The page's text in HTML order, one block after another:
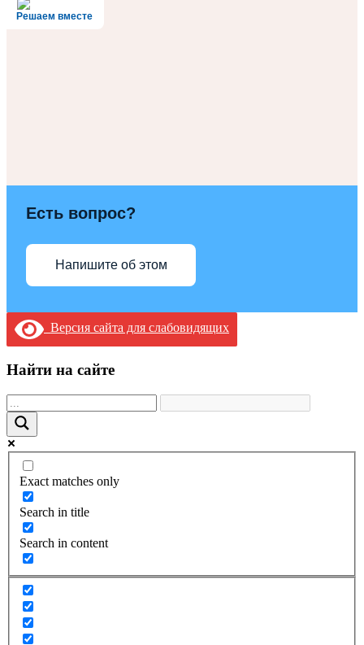
Решаем вместе
Есть вопрос?
Напишите об этом
Версия сайта для слабовидящих
Найти на сайте
Exact matches only
Search in title
Search in content